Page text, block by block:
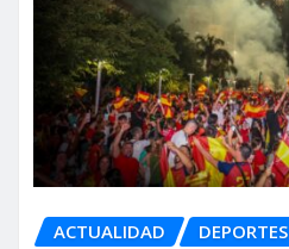
ACTUALIDAD DEPORTES